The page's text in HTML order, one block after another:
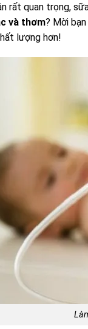
rất quan trọng,
và thơm? Mời
lượng hơn!